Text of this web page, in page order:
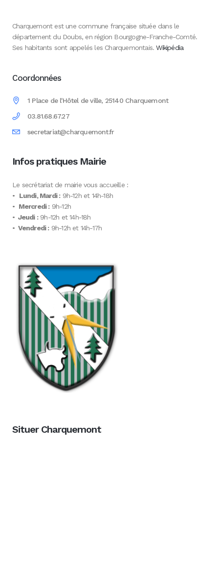
Charquemont est une commune française située dans le
département du Doubs, en région Bourgogne-Franche-Comté.
Ses habitants sont appelés les Charquemontais.Wikipédia
Coordonnées
1 Place de l'Hôtel de ville, 25140 Charquemont
03.81.68.67.27
secretariat@charquemont.fr
Infos pratiques Mairie
Le secrétariat de mairie vous accueille :
• Lundi, Mardi :9h-12h et 14h-18h
• Mercredi :9h-12h
• Jeudi :9h-12h et 14h-18h
• Vendredi :9h-12h et 14h-17h
Situer Charquemont